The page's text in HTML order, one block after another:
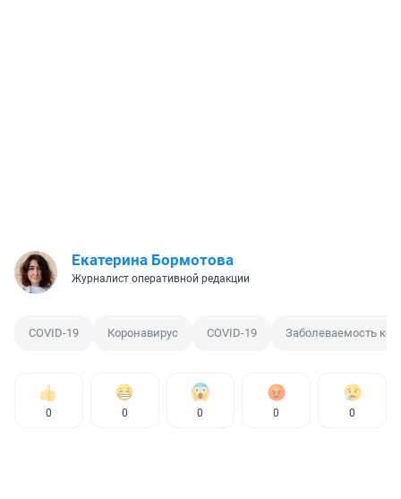
Екатерина Бормотова
Журналист оперативной редакции
COVID-19 Коронавирус COVID-19 Заболеваемость
0 0 0 0 0